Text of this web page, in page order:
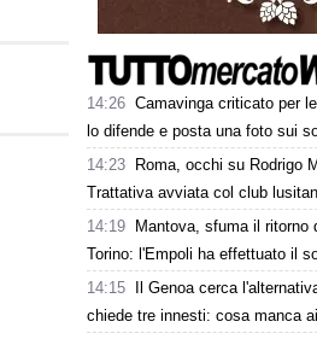
14:26 Camavinga criticato per
lo difende e posta una foto sui
14:23
Roma, occhi su Rodrigo
Trattativa avviata col club
14:19
Mantova, sfuma il ritorno
Torino: l'Empoli ha effettuato il
14:15
Il Genoa cerca
chiede tre innesti: cosa manca